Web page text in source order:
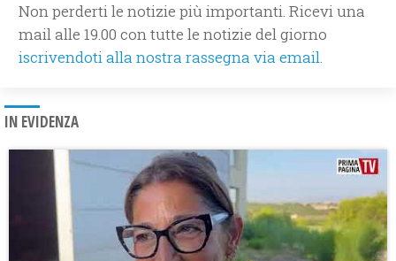
Non perderti le notizie più importanti. Ricevi una
mail alle 19.00 con tutte le notizie del giorno
iscrivendoti alla nostra rassegna via email.
IN EVIDENZA